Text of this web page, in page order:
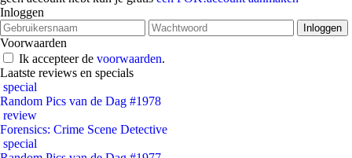
Inloggen
Voorwaarden
Ik accepteer de voorwaarden.
Laatste reviews en specials
special
Random Pics van de Dag #1978
review
Forensics: Crime Scene Detective
special